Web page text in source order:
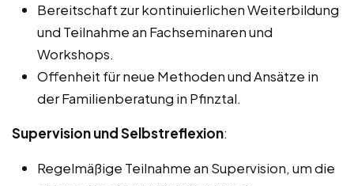
Bereitschaft zur kontinuierlichen Weiterbildung
und Teilnahme an Fachseminaren und
Workshops.
Offenheit für neue Methoden und Ansätze in
der Familienberatung in Pfinztal.
Supervision und Selbstreflexion:
Regelmäßige Teilnahme an Supervision, um die